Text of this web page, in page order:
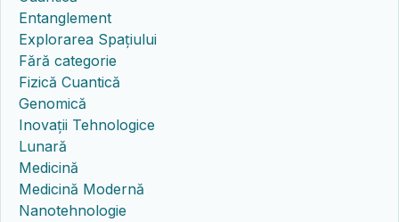
Entanglement
Explorarea Spațiului
Fără categorie
Fizică Cuantică
Genomică
Inovații Tehnologice
Lunară
Medicină
Medicină Modernă
Nanotehnologie